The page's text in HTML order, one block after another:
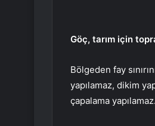
Göç, tarım için
Bölgeden fay
yapılamaz, dikim
çapalama yapılamaz.